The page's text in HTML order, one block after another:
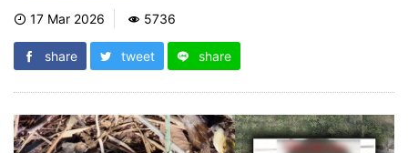
17 Mar 2026 5736
share tweet share